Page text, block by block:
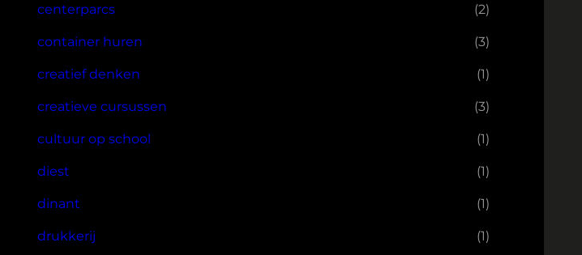
centerparcs (2)
container huren (3)
creatief denken (1)
creatieve cursussen (3)
cultuur op school (1)
diest (1)
dinant (1)
drukkerij (1)